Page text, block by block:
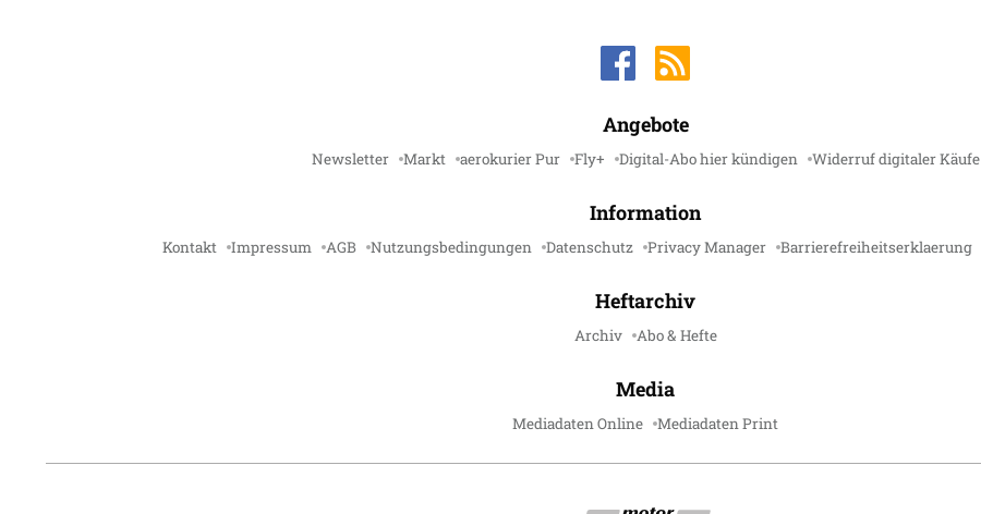
Angebote
Newsletter Markt aerokurier Pur Fly+ Digital-Abo hier kündigen Widerruf digitaler Käufe
Information
Kontakt Impressum AGB Nutzungsbedingungen Datenschutz Privacy Manager Barrierefreiheitserklaerung
Heftarchiv
Archiv Abo & Hefte
Media
Mediadaten Online Mediadaten Print